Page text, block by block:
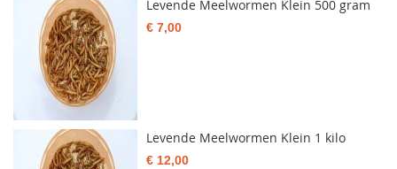
Levende Meelwormen Klein 500 gram
€ 7,00
Levende Meelwormen Klein 1 kilo
€ 12,00